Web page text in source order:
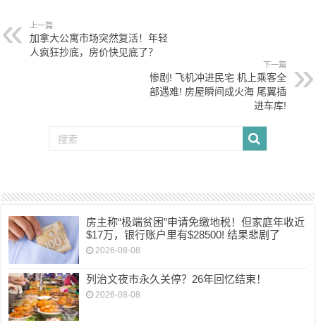
上一篇
加拿大公寓市场突然复活！年轻
人疯狂抄底，房价快见底了？
下一篇
惨剧! 飞机冲进民宅 机上乘客全
部遇难! 房屋瞬间成火海 尾翼插
进车库!
房主称“极端贫困”申请免缴地税！但家庭年收近
$17万，银行账户里有$28500! 结果悲剧了
2026-08-08
列治文夜市永久关停？26年回忆结束！
2026-08-08